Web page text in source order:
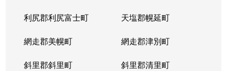
利尻郡利尻富士町 天塩郡幌延町
網走郡美幌町 網走郡津別町
斜里郡斜里町 斜里郡清里町